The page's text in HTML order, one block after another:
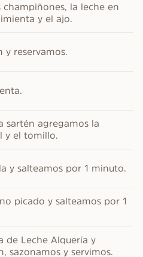
la leche en
y el ajo.
y reservamos.
sartén agregamos la
y el tomillo.
y salteamos por 1 minuto.
picado y salteamos por 1
de Leche Alquería y
sazonamos y servimos.